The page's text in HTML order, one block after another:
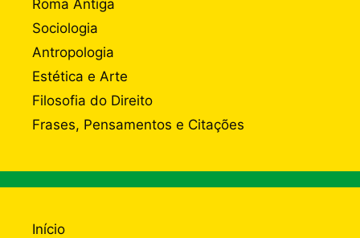
Roma Antiga
Sociologia
Antropologia
Estética e Arte
Filosofia do Direito
Frases, Pensamentos e Citações
Início